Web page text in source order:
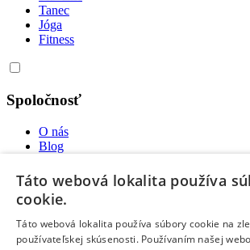
Tanec
Jóga
Fitness
Spoločnosť
O nás
Blog
Cenník
SVK
ENG-US
ENG
ENG-AU
Táto webová lokalita používa
cookie.
Táto webová lokalita používa súbory cookie na
používateľskej skúsenosti. Používaním našej